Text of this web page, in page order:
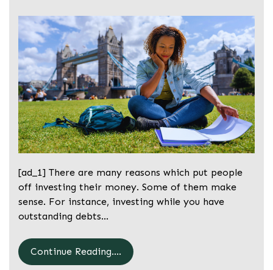
[ad_1] There are many reasons which put people
off investing their money. Some of them make
sense. For instance, investing while you have
outstanding debts…
Continue Reading....